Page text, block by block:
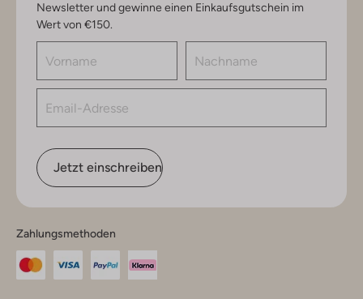
Newsletter und gewinne einen Einkaufsgutschein im
Wert von €150.
Jetzt einschreiben
Zahlungsmethoden